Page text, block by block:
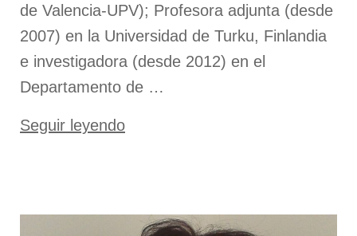
de Valencia-UPV); Profesora adjunta (desde
2007) en la Universidad de Turku, Finlandia
e investigadora (desde 2012) en el
Departamento de …
Seguir leyendo«Dra.